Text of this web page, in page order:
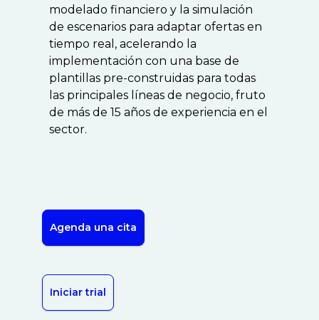
modelado financiero y la simulación
de escenarios para adaptar ofertas en
tiempo real, acelerando la
implementación con una base de
plantillas pre-construidas para todas
las principales líneas de negocio, fruto
de más de 15 años de experiencia en el
sector.
Agenda una cita
Iniciar trial